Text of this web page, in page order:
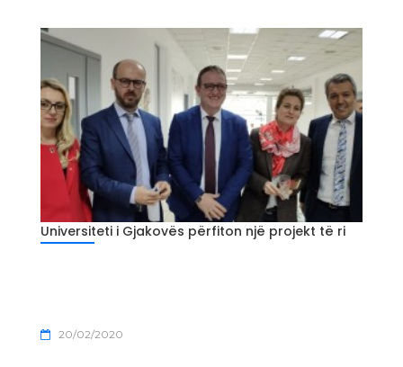
Universiteti i Gjakovës përfiton një projekt të ri
20/02/2020